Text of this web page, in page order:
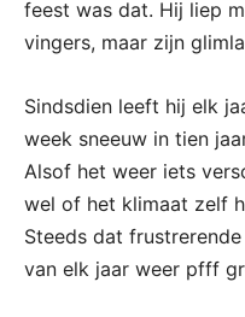
feest was dat. Hij liep
vingers, maar zijn
Sindsdien leeft hij elk
week sneeuw in tien
Alsof het weer iets
wel of het klimaat zelf
Steeds dat frustrerende
van elk jaar weer pfff